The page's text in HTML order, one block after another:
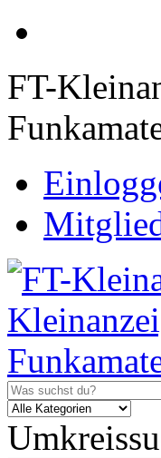
FT-